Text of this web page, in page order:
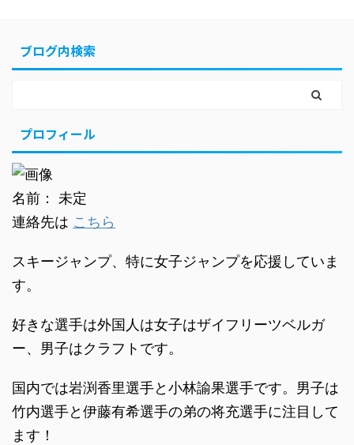
ブログ内検索
プロフィール
名前： 未定
連絡先は こちら
スキージャンプ、特に女子ジャンプを応援していま
す。
好きな選手は外国人は女子はザイフリーツベルガ
ー、男子はクラフトです。
国内では岩渕香里選手と小林諭果選手です。男子は
竹内選手と伊藤有希選手の弟の将充選手に注目して
ます！